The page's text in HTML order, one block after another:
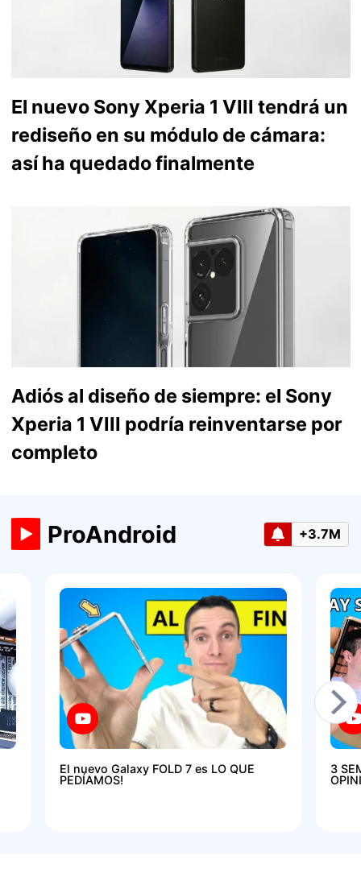
El nuevo Sony Xperia 1 VIII tendrá un
rediseño en su módulo de cámara:
así ha quedado finalmente
Adiós al diseño de siempre: el Sony
Xperia 1 VIII podría reinventarse por
completo
ProAndroid +3.7M
El nuevo Galaxy FOLD 7 es LO QUE
PEDÍAMOS!
3